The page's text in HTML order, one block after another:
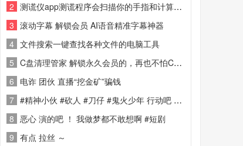
2 测谎仪app测谎程序会扫描你的手指和计算的结果
3 滚动字幕 解锁会员 AI语音精准字幕神器
4 文件搜索一键查找各种文件的电脑工具
5 C盘清理管家 解锁永久会员的，再也不怕C盘爆红了一件式清理
6 电诈 团伙 直播“挖金矿”骗钱
7 #精神小伙 #砍人 #刀仔 #鬼火少年 行动吧 家人们
8 恶心 演的吧 ！ 我做梦都不敢想啊 #短剧
9 有点 拉丝 ～